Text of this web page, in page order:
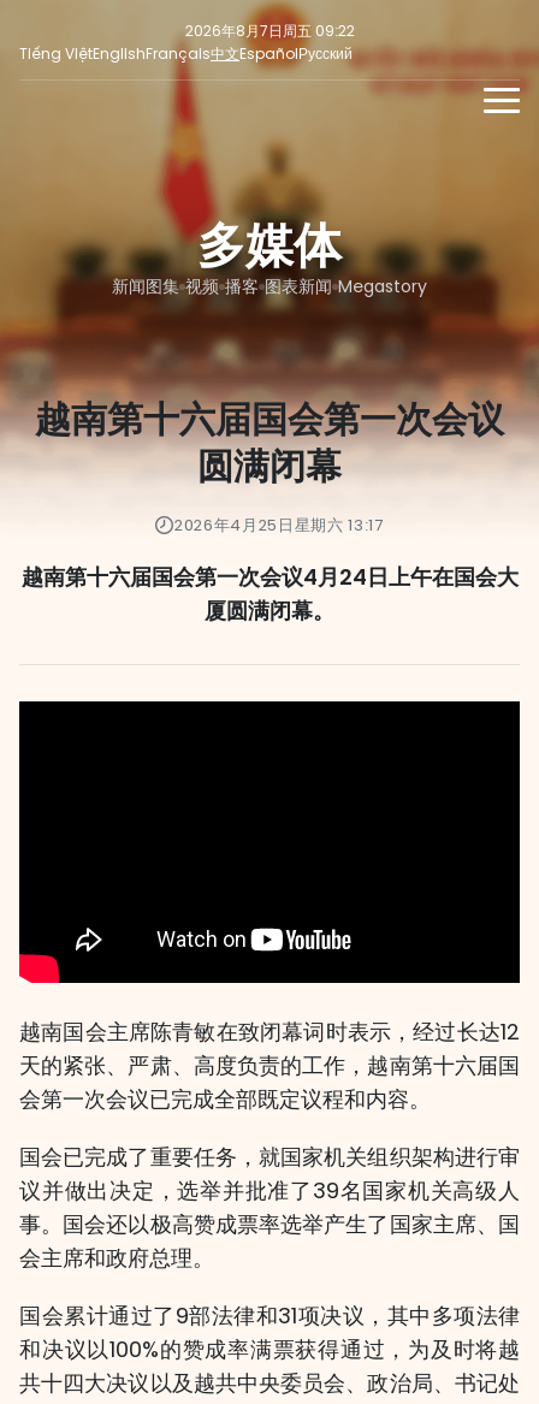
2026年8月7日周五 09:22
Tiếng ViệtEnglishFrançais中文EspañolРусский
最新
焦点
意见
社交新闻
新闻稿
多媒体
新闻图集 视频 播客 图表新闻 Megastory
越南第十六届国会第一次会议
圆满闭幕
2026年4月25日星期六 13:17
越南第十六届国会第一次会议4月24日上午在国会大
厦圆满闭幕。
越南国会主席陈青敏在致闭幕词时表示，经过长达12
天的紧张、严肃、高度负责的工作，越南第十六届国
会第一次会议已完成全部既定议程和内容。
国会已完成了重要任务，就国家机关组织架构进行审
议并做出决定，选举并批准了39名国家机关高级人
事。国会还以极高赞成票率选举产生了国家主席、国
会主席和政府总理。
国会累计通过了9部法律和31项决议，其中多项法律
和决议以100%的赞成率满票获得通过，为及时将越
共十四大决议以及越共中央委员会、政治局、书记处